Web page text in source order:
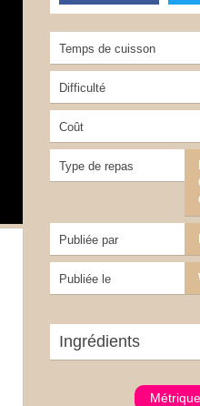
Temps de cuisson
Difficulté
Coût
Type de repas
Publiée par
Publiée le
Ingrédients
Métrique